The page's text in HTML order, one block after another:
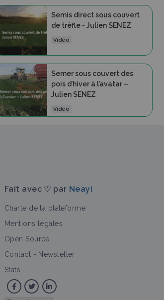
Semis direct sous couvert
de trèfle - Julien SENEZ
Vidéo
Semer sous couvert des
pois d’hiver à l’avatar –
Julien SENEZ
Vidéo
Fait avec ♡ par Neayi
Charte de la plateforme
Mentions légales
Open Source
Contact - Newsletter
Stats